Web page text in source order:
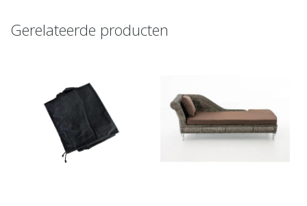
Gerelateerde producten